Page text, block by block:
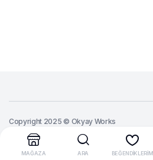
Copyright 2025 © Okyay Works
MAĞAZA ARA BEĞENDİKLERİM